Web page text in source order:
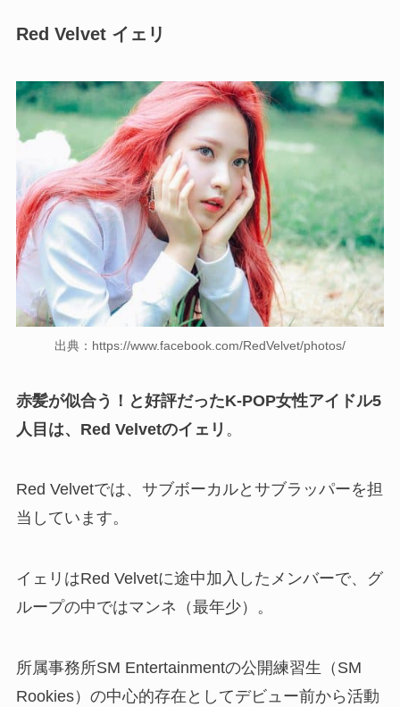
Red Velvet イェリ
出典：https://www.facebook.com/RedVelvet/photos/
赤髪が似合う！と好評だったK-POP女性アイドル5
人目は、Red Velvetのイェリ 。
Red Velvetでは、サブボーカルとサブラッパーを担
当しています。
イェリはRed Velvetに途中加入したメンバーで、グ
ループの中ではマンネ（最年少）。
所属事務所SM Entertainmentの公開練習生（SM
Rookies）の中心的存在としてデビュー前から活動